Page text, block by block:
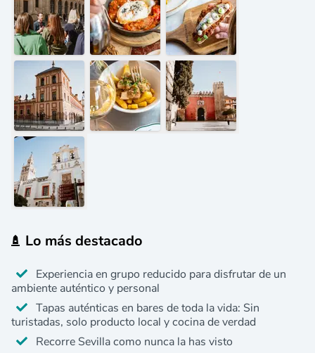
Lo más destacado
Experiencia en grupo reducido para disfrutar de un
ambiente auténtico y personal
Tapas auténticas en bares de toda la vida: Sin
turistadas, solo producto local y cocina de verdad
Recorre Sevilla como nunca la has visto